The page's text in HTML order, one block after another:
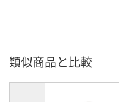
類似商品と比較